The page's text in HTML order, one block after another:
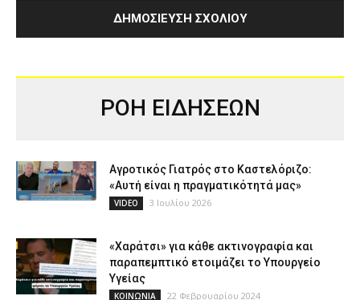
ΡΟΗ ΕΙΔΗΣΕΩΝ
Αγροτικός Γιατρός στο Καστελόριζο:
«Αυτή είναι η πραγματικότητά μας»
VIDEO 3 Ιουλίου 2026
«Χαράτσι» για κάθε ακτινογραφία και
παραπεμπτικό ετοιμάζει το Υπουργείο
Υγείας
ΚΟΙΝΩΝΙΑ 22 Φεβρουαρίου 2024